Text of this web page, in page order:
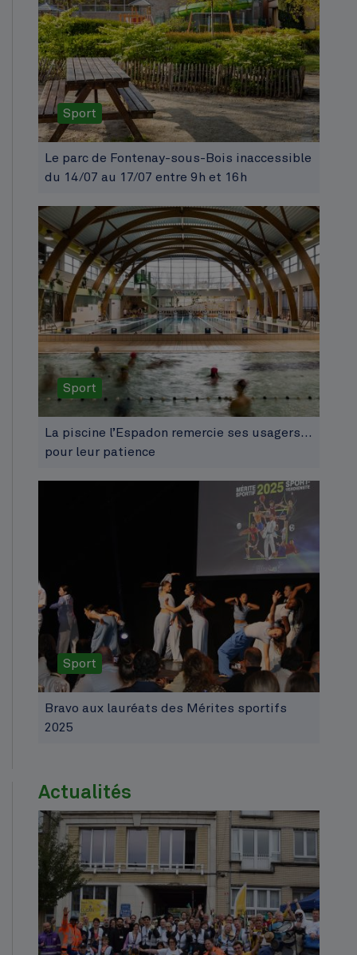
Sport
Le parc de Fontenay-sous-Bois inaccessible
du 14/07 au 17/07 entre 9h et 16h
Sport
La piscine l’Espadon remercie ses usagers…
pour leur patience
Sport
Bravo aux lauréats des Mérites sportifs
2025
Actualités